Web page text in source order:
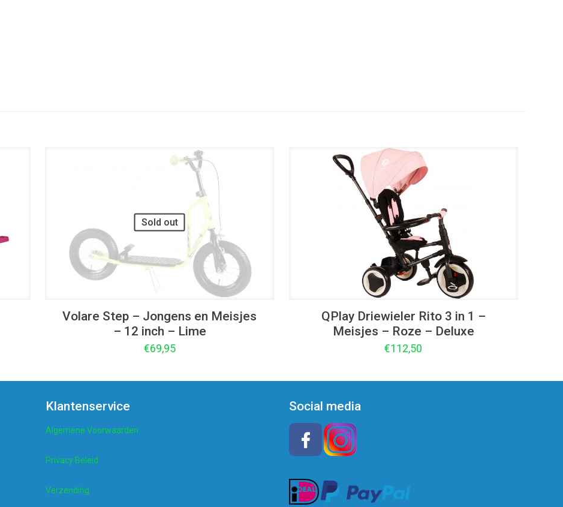
Sold out
Volare Step – Jongens en Meisjes
– 12 inch – Lime
€69,95
QPlay Driewieler Rito 3 in 1 –
Meisjes – Roze – Deluxe
€112,50
Klantenservice
Algemene Voorwaarden
Privacy Beleid
Verzending
Social media